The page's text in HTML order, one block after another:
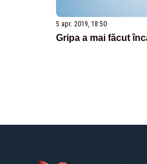
5 apr. 2019, 18:50
Gripa a mai făcut